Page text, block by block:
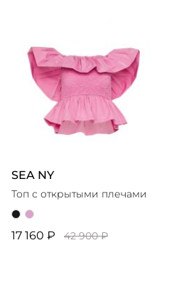
SEA NY
Топ с открытыми плечами
17 160 ₽ 42 900 ₽